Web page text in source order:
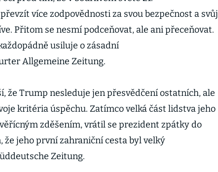
více zodpovědnosti za svou bezpečnost a svůj
Přitom se nesmí podceňovat, ale ani přeceňovat.
usiluje o zásadní
Allgemeine Zeitung.
že Trump nesleduje jen přesvědčení ostatních, ale
kritéria úspěchu. Zatímco velká část lidstva jeho
zděšením, vrátil se prezident zpátky do
že jeho první zahraniční cesta byl velký
Zeitung.